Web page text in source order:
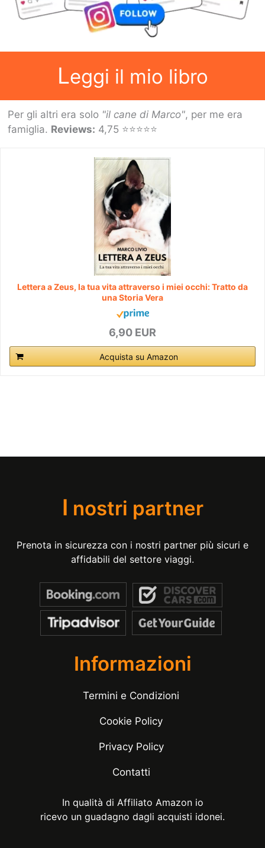
Leggi il mio libro
Per gli altri era solo "il cane di Marco", per me era
famiglia. Reviews: 4,75 ⭐⭐⭐⭐⭐
Lettera a Zeus, la tua vita attraverso i miei occhi: Tratto da
una Storia Vera
6,90 EUR
Acquista su Amazon
I nostri partner
Prenota in sicurezza con i nostri partner più sicuri e
affidabili del settore viaggi.
Informazioni
Termini e Condizioni
Cookie Policy
Privacy Policy
Contatti
In qualità di Affiliato Amazon io
ricevo un guadagno dagli acquisti idonei.